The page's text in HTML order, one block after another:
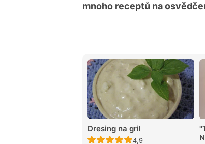
mnoho receptů na
Dresing na gril
Recept ještě nebyl
4,9